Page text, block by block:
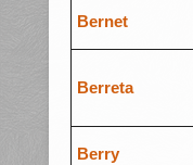
Bernet
Berreta
Berry